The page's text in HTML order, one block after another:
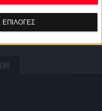
και κάνοντας κλικ στο
της ιστοσελίδας.
ΕΠΙΛΟΓΕΣ